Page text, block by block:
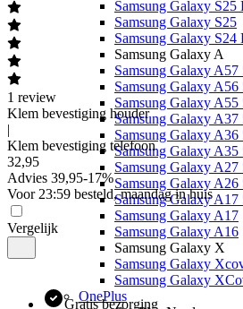
Samsung Galaxy S25
Samsung Galaxy S25
Samsung Galaxy S24
Samsung Galaxy A
Samsung Galaxy A57
Samsung Galaxy A56
Samsung Galaxy A55
Samsung Galaxy A37
Samsung Galaxy A36
Samsung Galaxy A35
Samsung Galaxy A27
Samsung Galaxy A26
Samsung Galaxy A17
Samsung Galaxy A17
Samsung Galaxy A16
Samsung Galaxy X
Samsung Galaxy
Samsung Galaxy
OnePlus
1 review
Klem bevestiging houder
|
Klem bevestiging telefoon
32,95
Advies 39,95-17%
Voor 23:59 besteld, maandag in huis
Vergelijk
Gratis bezorging